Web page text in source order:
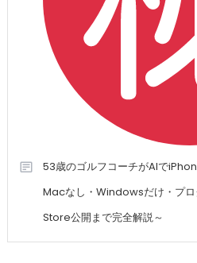
53歳のゴルフコーチがAIで
Macなし・Windowsだけ・プ
Store公開まで完全解説～